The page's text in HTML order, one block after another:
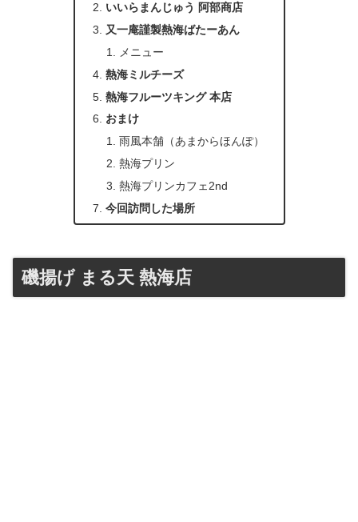
いいらまんじゅう 阿部商店
又一庵謹製熱海ばたーあん
メニュー
熱海ミルチーズ
熱海フルーツキング 本店
おまけ
雨風本舗（あまからほんぽ）
熱海プリン
熱海プリンカフェ2nd
今回訪問した場所
磯揚げ まる天 熱海店